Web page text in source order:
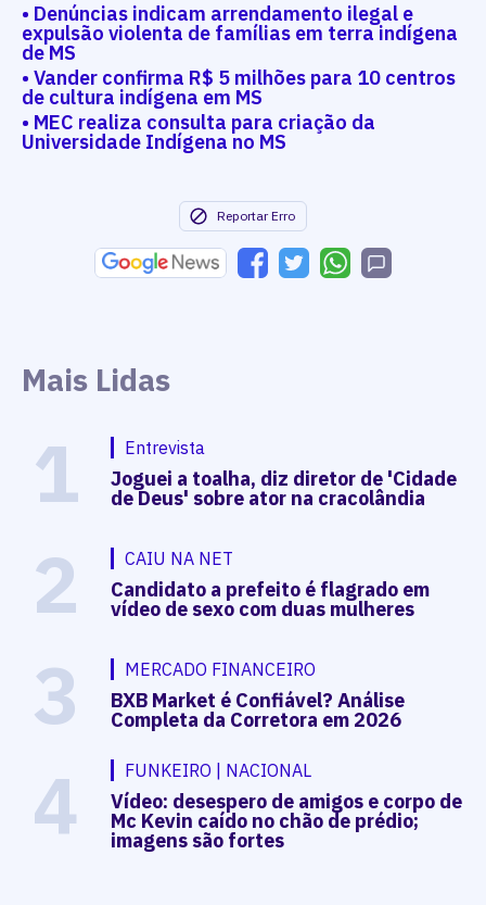
• Denúncias indicam arrendamento ilegal e
expulsão violenta de famílias em terra indígena
de MS
• Vander confirma R$ 5 milhões para 10 centros
de cultura indígena em MS
• MEC realiza consulta para criação da
Universidade Indígena no MS
Reportar Erro
Mais Lidas
1 Entrevista
Joguei a toalha, diz diretor de 'Cidade
de Deus' sobre ator na cracolândia
2 CAIU NA NET
Candidato a prefeito é flagrado em
vídeo de sexo com duas mulheres
3 MERCADO FINANCEIRO
BXB Market é Confiável? Análise
Completa da Corretora em 2026
4 FUNKEIRO | NACIONAL
Vídeo: desespero de amigos e corpo de
Mc Kevin caído no chão de prédio;
imagens são fortes